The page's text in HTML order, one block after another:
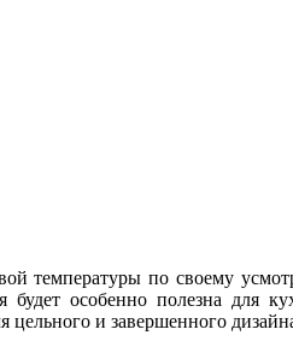
температуры по своему
особенно полезна для
цельного и завершенного